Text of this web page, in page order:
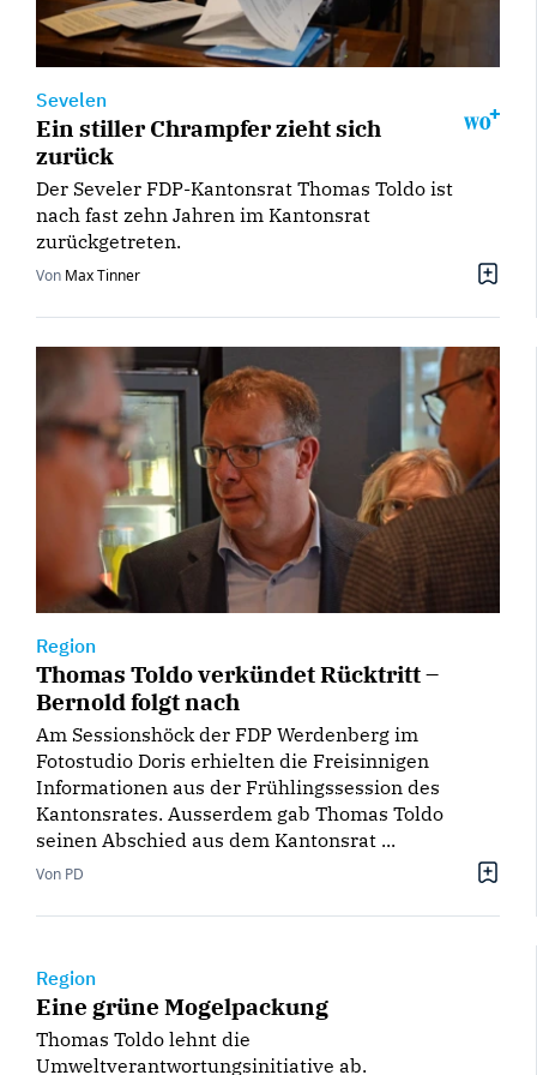
Sevelen
Ein stiller Chrampfer zieht sich
zurück
Der Seveler FDP-Kantonsrat Thomas Toldo ist
nach fast zehn Jahren im Kantonsrat
zurückgetreten.
Von Max Tinner
Region
Thomas Toldo verkündet Rücktritt –
Bernold folgt nach
Am Sessionshöck der FDP Werdenberg im
Fotostudio Doris erhielten die Freisinnigen
Informationen aus der Frühlingssession des
Kantonsrates. Ausserdem gab Thomas Toldo
seinen Abschied aus dem Kantonsrat ...
Von PD
Region
Eine grüne Mogelpackung
Thomas Toldo lehnt die
Umweltverantwortungsinitiative ab.